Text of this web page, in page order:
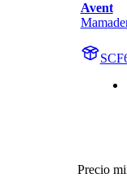
Avent
Precio